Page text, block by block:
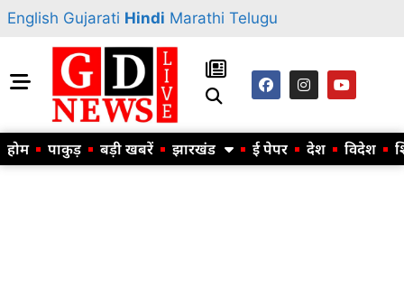
English Gujarati Hindi Marathi Telugu
होम पाकुड़ बड़ी खबरें झारखंड ई पेपर देश विदेश